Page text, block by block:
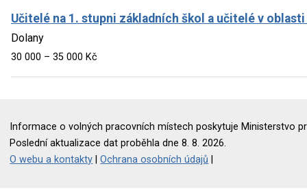
Učitelé na 1. stupni základních škol a učitelé v
Dolany
30 000 – 35 000 Kč
Informace o volných pracovních místech poskytuje Ministerstvo
Poslední aktualizace dat proběhla dne 8. 8. 2026.
O webu a kontakty |Ochrana osobních údajů